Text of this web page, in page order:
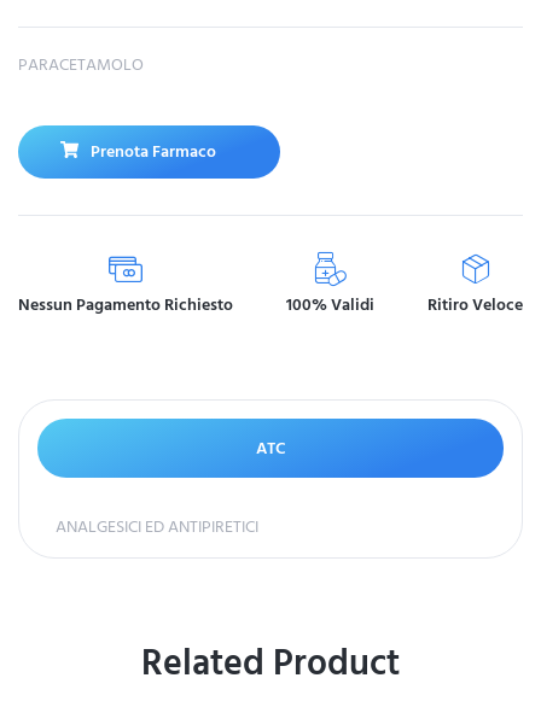
PARACETAMOLO
Prenota Farmaco
Nessun Pagamento Richiesto 100% Validi Ritiro Veloce
ATC
ANALGESICI ED ANTIPIRETICI
Related Product